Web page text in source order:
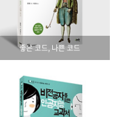
좋은 코드, 나쁜 코드